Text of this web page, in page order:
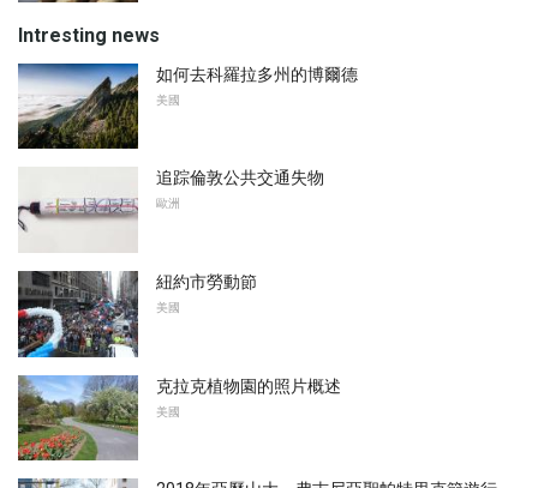
Intresting news
如何去科羅拉多州的博爾德
美國
追踪倫敦公共交通失物
歐洲
紐約市勞動節
美國
克拉克植物園的照片概述
美國